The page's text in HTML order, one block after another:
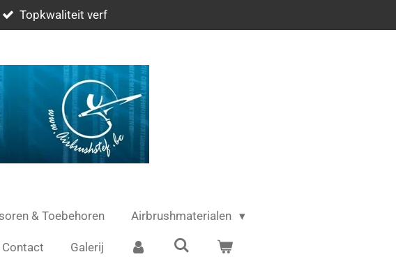
Topkwaliteit verf
& Toebehoren Airbrushmaterialen
Contact Galerij